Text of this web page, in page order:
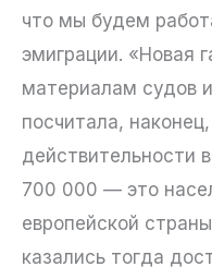
что мы будем
эмиграции. «Новая
материалам судов
посчитала,
действительности
700 000 — это
европейской
казались тогда